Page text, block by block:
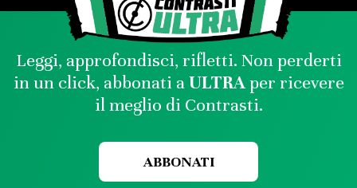
Leggi, approfondisci, rifletti. Non perderti
in un click, abbonati aULTRAper ricevere
il meglio di Contrasti.
ABBONATI